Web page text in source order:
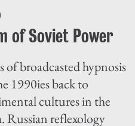
of Soviet Power
of broadcasted hypnosis
1990ies back to
cultures in the
Russian reflexology